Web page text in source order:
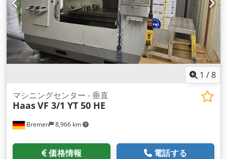
1 /8
Bremen 8,966 km
マシニングセンター - 垂直
HaasVF 3/1 YT 50 HE
価格情報 電話する